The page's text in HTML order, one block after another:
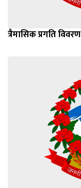
त्रैमासिक प्रगति विवरण